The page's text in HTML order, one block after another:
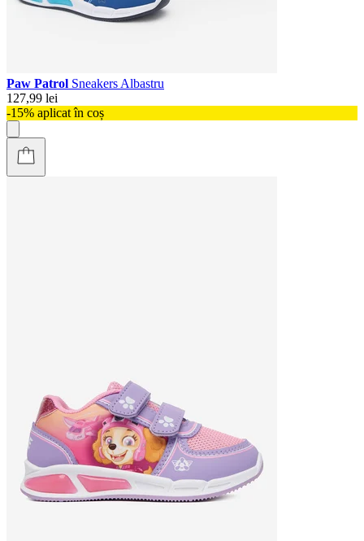
Paw Patrol Sneakers Albastru
127,99 lei
-15% aplicat în coș